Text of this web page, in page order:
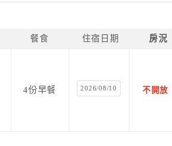
餐食 住宿日期 房況
4份早餐 2026/08/10 不開放